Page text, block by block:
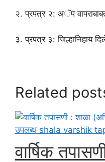
२. प्रपत्र २: अॅप वापराबाबत
३. प्रपत्र ३: जिल्हानिहाय
Related
वार्षिक